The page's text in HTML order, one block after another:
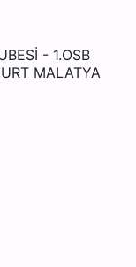
- 1.OSB
MALATYA